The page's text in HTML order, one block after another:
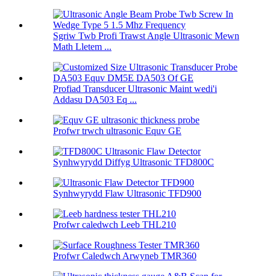
Sgriw Twb Profi Trawst Angle Ultrasonic Mewn
Math Lletem ...
Profiad Transducer Ultrasonic Maint wedi'i
Addasu DA503 Eq ...
Profwr trwch ultrasonic Equv GE
Synhwyrydd Diffyg Ultrasonic TFD800C
Synhwyrydd Flaw Ultrasonic TFD900
Profwr caledwch Leeb THL210
Profwr Caledwch Arwyneb TMR360